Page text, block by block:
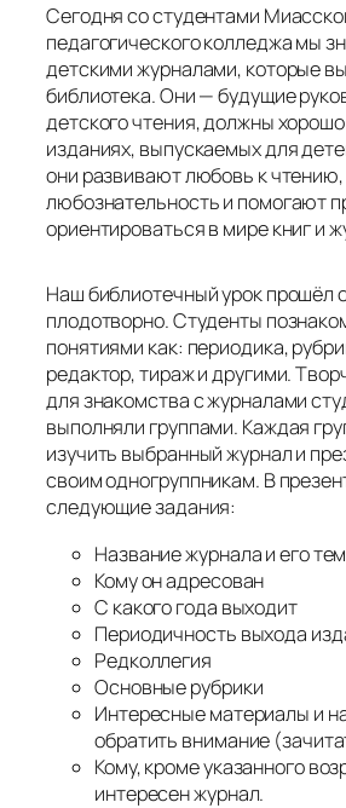
Сегодня со студентами
педагогического колледжа мы
детскими журналами, которые
библиотека. Они — будущие
детского чтения, должны
изданиях, выпускаемых для
они развивают любовь к чтению,
любознательность и помогают
ориентироваться в мире книг и
Наш библиотечный урок прошёл
плодотворно. Студенты
понятиями как: периодика,
редактор, тираж и другими.
для знакомства с журналами
выполняли группами. Каждая
изучить выбранный журнал и
своим одногруппникам. В
следующие задания:
Название журнала и его
Кому он адресован
С какого года выходит
Периодичность выхода
Редколлегия
Основные рубрики
Интересные материалы и
обратить внимание
Кому, кроме указанного
интересен журнал.